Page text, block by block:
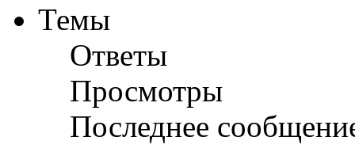
Темы
Ответы
Просмотры
Последнее